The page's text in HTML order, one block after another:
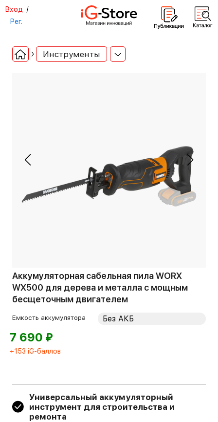
Вход /
Рег.
Инструменты
Аккумуляторная сабельная пила WORX
WX500 для дерева и металла с мощным
бесщеточным двигателем
Емкость аккумулятора
7 690 ⃏
+153 iG-баллов
Универсальный аккумуляторный
инструмент для строительства и
ремонта